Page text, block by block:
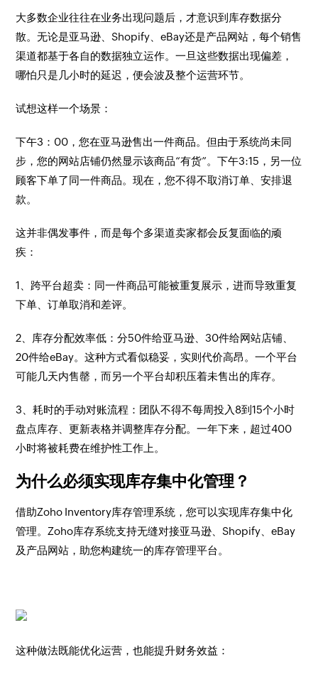
大多数企业往往在业务出现问题后，才意识到库存数据分
散。无论是亚马逊、Shopify、eBay还是产品网站，每个销售
渠道都基于各自的数据独立运作。一旦这些数据出现偏差，
哪怕只是几小时的延迟，便会波及整个运营环节。
试想这样一个场景：
下午3：00，您在亚马逊售出一件商品。但由于系统尚未同
步，您的网站店铺仍然显示该商品“有货”。下午3:15，另一位
顾客下单了同一件商品。现在，您不得不取消订单、安排退
款。
这并非偶发事件，而是每个多渠道卖家都会反复面临的顽
疾：
1、跨平台超卖：同一件商品可能被重复展示，进而导致重复
下单、订单取消和差评。
2、库存分配效率低：分50件给亚马逊、30件给网站店铺、
20件给eBay。这种方式看似稳妥，实则代价高昂。一个平台
可能几天内售罄，而另一个平台却积压着未售出的库存。
3、耗时的手动对账流程：团队不得不每周投入8到15个小时
盘点库存、更新表格并调整库存分配。一年下来，超过400
小时将被耗费在维护性工作上。
为什么必须实现库存集中化管理？
借助Zoho Inventory库存管理系统，您可以实现库存集中化
管理。Zoho库存系统支持无缝对接亚马逊、Shopify、eBay
及产品网站，助您构建统一的库存管理平台。
这种做法既能优化运营，也能提升财务效益：